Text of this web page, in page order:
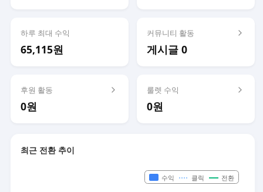
하루 최대 수익
65,115원
커뮤니티 활동
게시글 0
후원 활동
0원
룰렛 수익
0원
최근 전환 추이